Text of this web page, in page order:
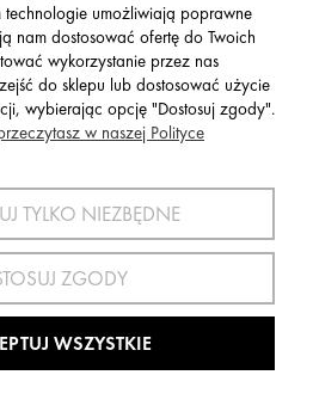
Wymiany
tel:(75) 777 76 36
© 2022 Sport2002.pl
DesignOrka|Sklep Shoper.pl
technologie umożliwiają poprawne
nam dostosować ofertę do Twoich
wykorzystanie przez nas
do sklepu lub dostosować użycie
wybierając opcję "Dostosuj zgody".
w naszej Polityce
TYLKO NIEZBĘDNE
ZGODY
WSZYSTKIE